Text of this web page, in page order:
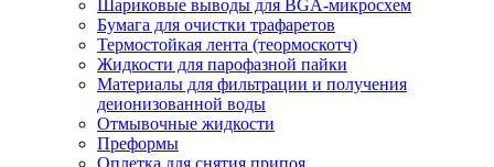
Шариковые выводы для BGA-микросхем
Бумага для очистки трафаретов
Термостойкая лента (теормоскотч)
Жидкости для парофазной пайки
Материалы для фильтрации и получения
деионизованной воды
Отмывочные жидкости
Преформы
Оплетка для снятия припоя